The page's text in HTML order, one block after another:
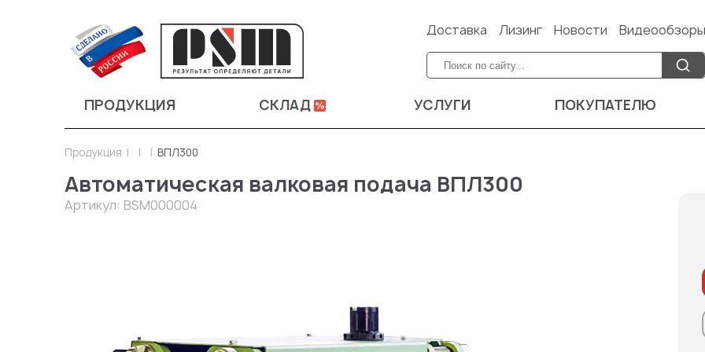
Доставка Лизинг Новости Видеообзоры
ПРОДУКЦИЯ СКЛАД УСЛУГИ ПОКУПАТЕЛЮ
Продукция ВПЛ300
Автоматическая валковая подача ВПЛ300
Артикул: BSM000004